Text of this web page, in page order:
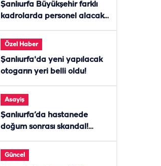
Şanlıurfa Büyükşehir farklı
kadrolarda personel alacak!
Özel Haber
Şanlıurfa'da yeni yapılacak
otogarın yeri belli oldu!
Asayiş
Şanlıurfa’da hastanede
doğum sonrası skandal!
Güncel